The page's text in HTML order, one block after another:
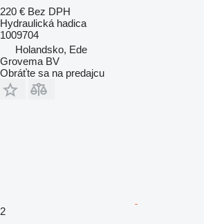
220 € Bez DPH
Hydraulická hadica
1009704
Holandsko, Ede
Grovema BV
Obráťte sa na predajcu
2